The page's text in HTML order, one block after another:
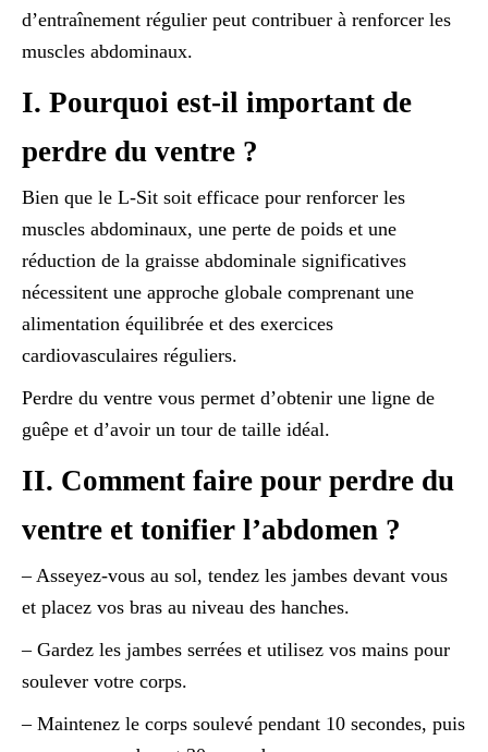
d’entraînement régulier peut contribuer à renforcer les
muscles abdominaux.
I. Pourquoi est-il important de
perdre du ventre ?
Bien que le L-Sit soit efficace pour renforcer les
muscles abdominaux, une perte de poids et une
réduction de la graisse abdominale significatives
nécessitent une approche globale comprenant une
alimentation équilibrée et des exercices
cardiovasculaires réguliers.
Perdre du ventre vous permet d’obtenir une ligne de
guêpe et d’avoir un tour de taille idéal.
II. Comment faire pour perdre du
ventre et tonifier l’abdomen ?
– Asseyez-vous au sol, tendez les jambes devant vous
et placez vos bras au niveau des hanches.
– Gardez les jambes serrées et utilisez vos mains pour
soulever votre corps.
– Maintenez le corps soulevé pendant 10 secondes, puis